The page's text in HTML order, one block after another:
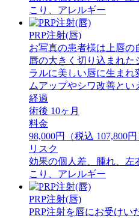
こり、アレルギー
PRP注射(唇)
お写真の患者様は上唇
唇の大きく切り込まれた
ラルに美しい唇に生まれ
ムアップやシワ改善と
経過
術後 10ヶ月
料金
98,000円（税込 107,800円
リスク
効果の個人差、腫れ、左
こり、アレルギー
PRP注射(唇)
PRP注射を唇にお受けい